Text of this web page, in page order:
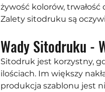
żywość kolorów,
Zalety sitodruku są
Wady Sitodruku -
Sitodruk jest korzystny,
ilościach. Im większy
produkcja szablonu jest